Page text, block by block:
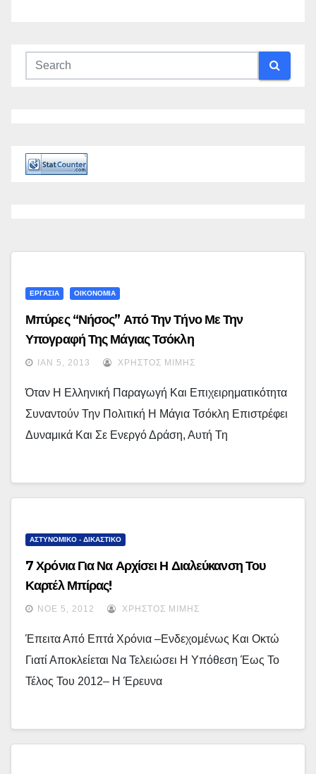
ΕΡΓΑΣΙΑ ΟΙΚΟΝΟΜΙΑ
Μπύρες “Νήσος” Από Την Τήνο Με Την
Υπογραφή Της Μάγιας Τσόκλη
ΙΑΝ 5, 2013 ΧΡΉΣΤΟΣ ΜΊΜΗΣ
Όταν Η Ελληνική Παραγωγή Και Επιχειρηματικότητα
Συναντούν Την Πολιτική Η Μάγια Τσόκλη Επιστρέφει
Δυναμικά Και Σε Ενεργό Δράση, Αυτή Τη
ΑΣΤΥΝΟΜΙΚΟ - ΔΙΚΑΣΤΙΚΟ
7 Χρόνια Για Να Αρχίσει Η Διαλεύκανση Του
Καρτέλ Μπίρας!
ΝΟΈ 5, 2012 ΧΡΉΣΤΟΣ ΜΊΜΗΣ
Έπειτα Από Επτά Χρόνια –ενδεχομένως Και Οκτώ
Γιατί Αποκλείεται Να Τελειώσει Η Υπόθεση Έως Το
Τέλος Του 2012– Η Έρευνα